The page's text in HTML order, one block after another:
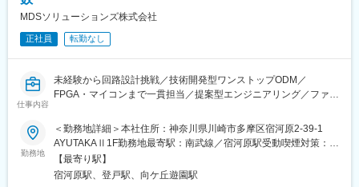
変更の範囲：会社の定める業務
に』年を重ね、医療や介護が必要になったとしてもこれまでと変
三県を中心に医療・介護・福祉事業を展開しています。
創業の地である徳島で、地域と密着した事業を行う中で、人と人
のつながり、人材の育成の大切さを、企業としてのDNAに刻みつ
リハビリテーション・介護に力を入れ、地域医療の貢献に努めて
きました。現在では、医療・介護・福祉の3つの分野を対象とす
る、「総合メディケア・グループ」として、「ご利用者とそのご
家族にとっての本当の豊かさ」の実現のため、「本質的な価値の
MDSソリューションズ株式会社
正社員 転勤なし
仕事内容
未経験から回路設計挑戦／技術開発型ワンストップODM／
FPGA・マイコンまで一貫担当／提案型エンジニアリング／ファブ
深化
ボード製品の開発を中心としたハードウェアエンジニアとして活
躍頂きます。マイコンやFPGA等のファームウェアから回路設計・
勤務地
＜勤務地詳細＞本社住所：神奈川県川崎市多摩区宿河原2-39-1
AYUTAKAⅡ1F勤務地最寄駅：南武線／宿河原駅受動喫煙対策：屋
内全面禁煙変更の範囲：会社の定める事業所
【最寄り駅】
宿河原駅、登戸駅、向ケ丘遊園駅